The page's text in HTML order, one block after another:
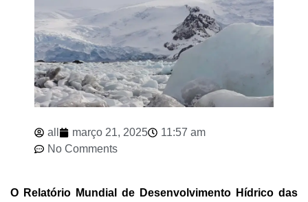
all março 21, 2025
11:57 am
No Comments
O Relatório Mundial de Desenvolvimento Hídrico das